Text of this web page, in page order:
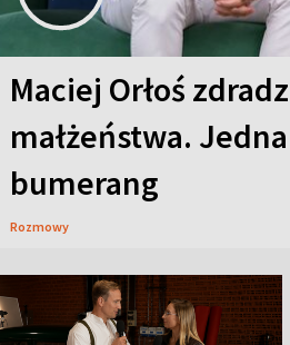
Maciej Orłoś
małżeństwa.
bumerang
Rozmowy